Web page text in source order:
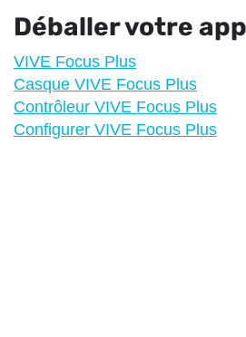
Déballer votre
VIVE Focus Plus
Casque VIVE Focus Plus
Contrôleur VIVE Focus Plus
Configurer VIVE Focus Plus